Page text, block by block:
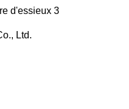
d'essieux 3
Ltd.